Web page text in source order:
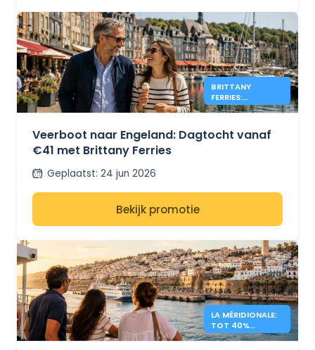
BRITTANY
FERRIES:
DAGTRIPS NAAR
€41
Veerboot naar Engeland: Dagtocht vanaf
€41 met Brittany Ferries
Geplaatst: 24 jun 2026
Bekijk promotie
LA MÉRIDIONALE:
TOT 40%
KORTING OP